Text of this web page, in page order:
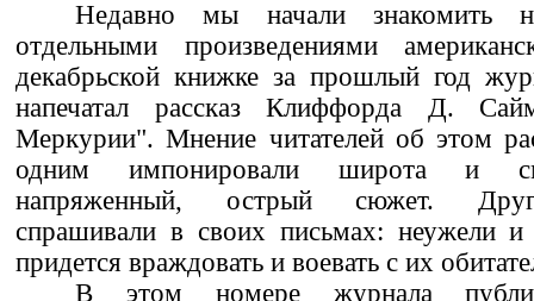
Недавно мы начали знакомить
отдельными произведениями
декабрьской книжке за прошлый год
напечатал рассказ Клиффорда Д.
Меркурии". Мнение читателей об этом
одним импонировали широта и
напряженный, острый сюжет.
спрашивали в своих письмах: неужели и
придется враждовать и воевать с их
В этом номере журнала